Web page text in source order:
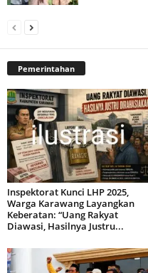
Pemerintahan
Inspektorat Kunci LHP 2025,
Warga Karawang Layangkan
Keberatan: “Uang Rakyat
Diawasi, Hasilnya Justru...